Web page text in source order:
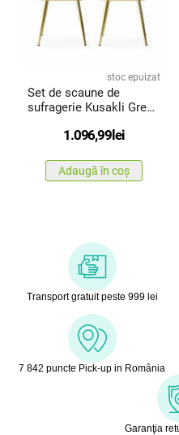
stoc epuizat
Set de scaune de
sufragerie Kusakli Green
1.096,99 lei
Adaugă în coș
Transport gratuit peste 999 lei
7 842 puncte Pick-up in România
Garanţia